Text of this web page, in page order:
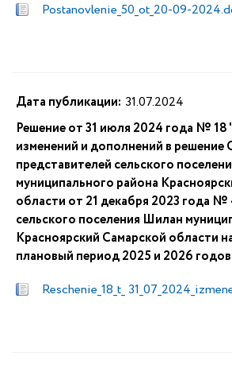
Postanovlenie_50_ot_20-09-
Дата публикации: 31.07.2024
Решение от 31 июля 2024 года № 18
изменений и дополнений в решение
представителей сельского
муниципального района
области от 21 декабря 2023 года
сельского поселения Шилан
Красноярский Самарской области
плановый период 2025 и 2026
Reschenie_18_t_